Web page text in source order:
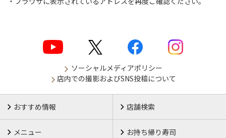
ソーシャルメディアポリシー
店内での撮影およびSNS投稿について
おすすめ情報 店舗検索
メニュー お持ち帰り寿司